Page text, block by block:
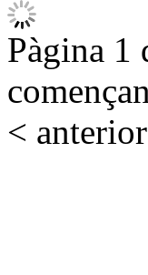
Pàgina 1
< anterior